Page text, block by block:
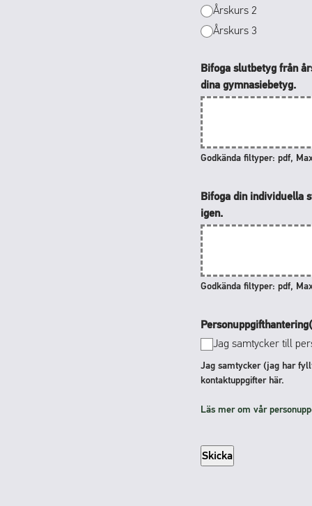
Årskurs 2
Årskurs 3
Bifoga slutbetyg från
dina gymnasiebetyg.
Godkända filtyper: pdf,
Bifoga din individuella
igen.
Godkända filtyper: pdf,
Personuppgifthantering
Jag samtycker till
Jag samtycker (jag har
kontaktuppgifter här.
Läs mer om vår